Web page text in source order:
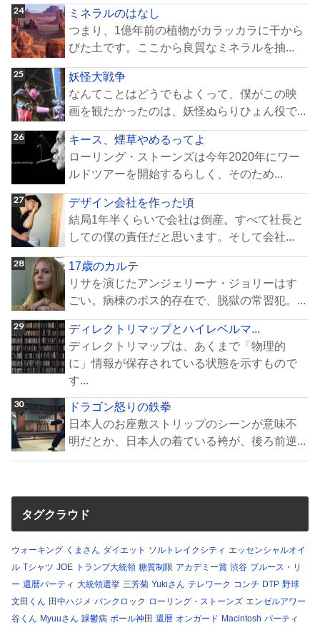
ミネラルのはなし
つまり、1億年前の植物がカラッカラに干から
びた土です。ここから良質なミネラルを抽...
妖怪大戦争
なんてことはどうでもよくって、僕がこの映
画を観たかったのは、妖怪ぬらりひょん役で...
キース、煙草やめるってよ
ローリング・ストーンズは今年2020年にワー
ルドツアーを開始するらしく、そのため...
デザイン会社を作った頃
結局1年半くらいで会社は倒産。すべて社長と
しての僕の責任だと思います。そして会社...
17歳のカルテ
リサを演じたアンジェリーナ・ジョリーはす
ごい。病棟のボス的存在で、脱獄の常習犯。...
ディレクトリマップとハイレベルマ...
ディレクトリマップは、あくまで「物理的
に」情報が保存されている状態を示すもので
す...
ドラゴン怒りの鉄拳
日本人のお座敷ストリップのシーンが意味不
明だとか、日本人の着ている袴が、後ろ前逆...
タグクラウド
ウォーキング くまさん ダイエット ソルトレイクシティ エッセンシャルオイ
ル Tシャツ JOE トランプ大統領 糖質制限 アカデミー賞 渋谷 ブルース・リ
ー 還暦パーティ 大統領選挙 三芳菊 Yukiさん テレワーク コンチ DTP 野球
文田くん 田中ハジメ パンクロック ローリング・ストーンズ エンゼルアワー
谷くん Myuuさん 躁鬱病 ポール神田 還暦 オンガード Macintosh パーティ